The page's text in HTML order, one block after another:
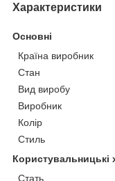
Характеристики
Основні
Країна виробник
Стан
Вид виробу
Виробник
Колір
Стиль
Користувальницькі
Стать